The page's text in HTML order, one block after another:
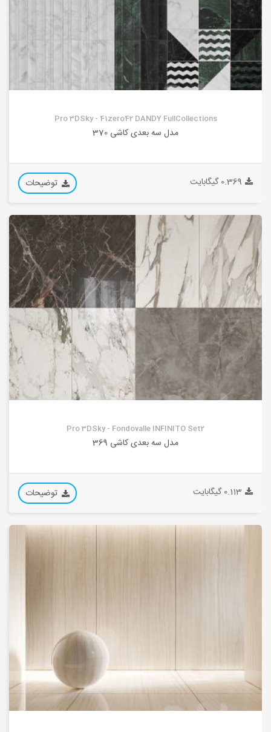
Pro 3DSky - 41zero42 DANDY FullCollections
مدل سه بعدی کاشی 370
0.369 گیگابایت توضیحات
Pro 3DSky - Fondovalle INFINITO Set2
مدل سه بعدی کاشی 369
0.113 گیگابایت توضیحات